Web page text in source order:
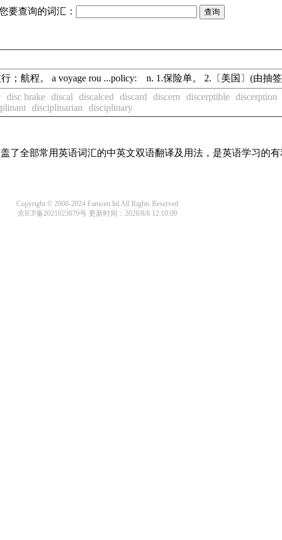
要查询的词汇：
；航程。 a voyage rou ...policy: n. 1.保险单。 2.〔美国〕(由抽
disc brake discal discalced discard discern discerptible discerption
disciplinarian disciplinary
全部常用英语词汇的中英文双语翻译及用法，是英语学习的有
Copyright © 2000-2024 Fanwen.ltd All Rights Reserved
京ICP备2021023879号更新时间：2026/8/8 12:10:09